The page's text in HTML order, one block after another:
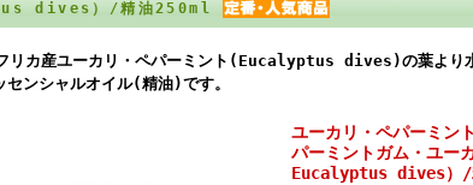
dives）/精油250ml
リカ産ユーカリ・ペパーミント(Eucalyptus dives)の葉より
センシャルオイル(精油)です。
ユーカリ・ペパーミン
パーミントガム・ユー
Eucalyptus dives）/